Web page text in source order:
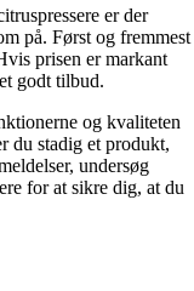
er der
på. Først og fremmest
prisen er markant
godt tilbud.
og kvaliteten
du stadig et produkt,
undersøg
for at sikre dig, at du